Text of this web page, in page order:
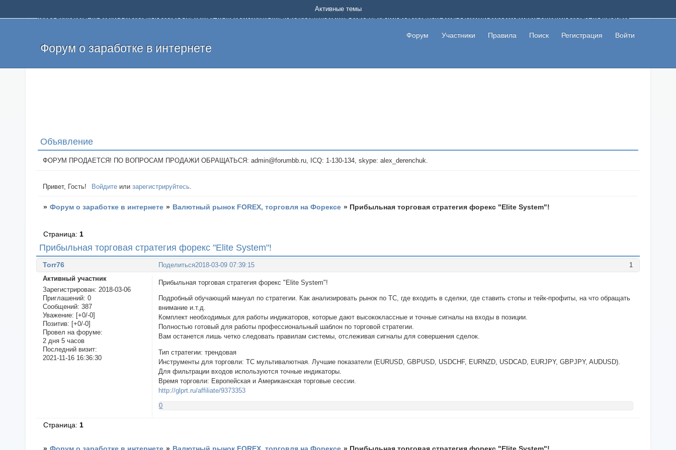
Добро пожаловать на форум о заработке и работе в интернете, на котором можно найти подходящий вариант дополнительной подработки на дому с высоким доходом помимо основной работы, не вкладывая
и оставлять свои отзывы. Если вы знаете, что определенный проект или сайт не платит, то указывайте в теме что это лохотрон, чтобы другие пользователи не попались на развод. Вы сможете начать зарабатывать
легкие деньги без вложений и регистрации уже сегодня. Создавайте новые темы, размещайте объявления со своими пригласительными ссылками и первая прибыль не заставит себя долго ждать.
Форум о заработке в интернете
Форум Участники Правила Поиск Регистрация Войти
Активные темы
Объявление
ФОРУМ ПРОДАЕТСЯ! ПО ВОПРОСАМ ПРОДАЖИ ОБРАЩАТЬСЯ: admin@forumbb.ru, ICQ: 1-130-134, skype: alex_derenchuk.
Привет, Гость! Войдите илизарегистрируйтесь.
» Форум о заработке в интернете » Валютный рынок FOREX, торговля на Форексе » Прибыльная торговая стратегия форекс "Elite System"!
Прибыльная торговая стратегия форекс "Elite System"!
Страница: 1
Поделиться 1
2018-03-09 07:39:15
Torr76
Активный участник
Зарегистрирован: 2018-03-06
Приглашений: 0
Сообщений: 387
Уважение: [+0/-0]
Позитив: [+0/-0]
Провел на форуме:
2 дня 5 часов
Последний визит:
2021-11-16 16:36:30
Прибыльная торговая стратегия форекс "Elite System"!
Подробный обучающий мануал по стратегии. Как анализировать рынок по ТС, где входить в сделки, где ставить стопы и тейк-профиты, на что обращать
внимание и.т.д.
Комплект необходимых для работы индикаторов, которые дают высококлассные и точные сигналы на входы в позиции.
Полностью готовый для работы профессиональный шаблон по торговой стратегии.
Вам останется лишь четко следовать правилам системы, отслеживая сигналы для совершения сделок.
Тип стратегии: трендовая
Инструменты для торговли: ТС мультивалютная. Лучшие показатели (EURUSD, GBPUSD, USDCHF, EURNZD, USDCAD, EURJPY, GBPJPY, AUDUSD).
Для фильтрации входов используются точные индикаторы.
Время торговли: Европейская и Американская торговые сессии.
http://glprt.ru/affiliate/9373353
0
Страница:1